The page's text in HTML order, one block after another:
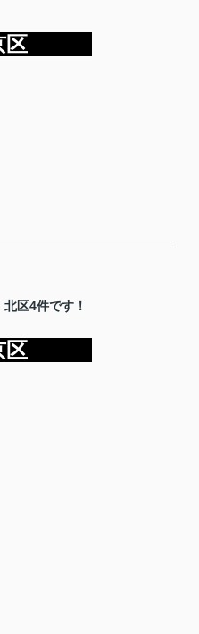
区
区4件です！
区